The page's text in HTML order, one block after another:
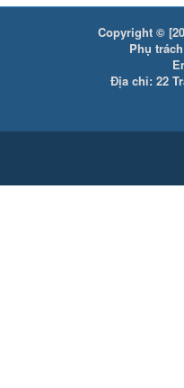
Copyright ©
Phụ
Địa chỉ: 22